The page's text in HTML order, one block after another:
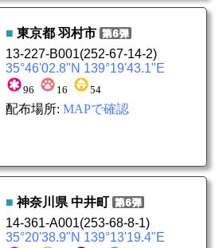
■ 東京都 羽村市
13-227-B001(252-67-14-2)
35°46'02.8"N 139°19'43.1"E
96 16 54
配布場所: MAPで確認
■ 神奈川県 中井町
14-361-A001(253-68-8-1)
35°20'38.9"N 139°13'19.4"E